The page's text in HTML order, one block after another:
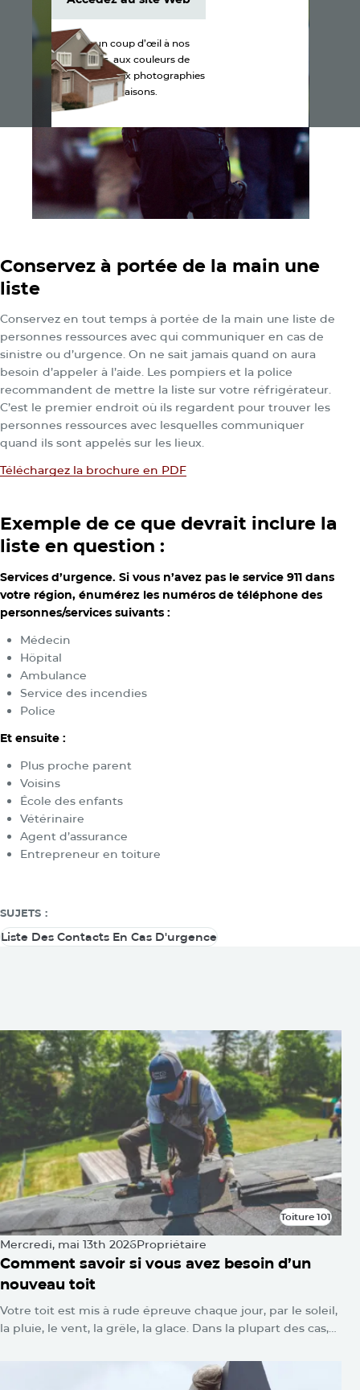
Conservez à portée de la main une
liste
Conservez en tout temps à portée de la main une liste de
personnes ressources avec qui communiquer en cas de
sinistre ou d’urgence. On ne sait jamais quand on aura
besoin d’appeler à l’aide. Les pompiers et la police
recommandent de mettre la liste sur votre réfrigérateur.
C’est le premier endroit où ils regardent pour trouver les
personnes ressources avec lesquelles communiquer
quand ils sont appelés sur les lieux.
Téléchargez la brochure en PDF
Exemple de ce que devrait inclure la
liste en question :
Services d’urgence. Si vous n’avez pas le service 911 dans
votre région, énumérez les numéros de téléphone des
personnes/services suivants :
Médecin
Hôpital
Ambulance
Service des incendies
Police
Et ensuite :
Plus proche parent
Voisins
École des enfants
Vétérinaire
Agent d’assurance
Entrepreneur en toiture
SUJETS :
Liste Des Contacts En Cas D'urgence
Toiture 101
Toiture 101
Mercredi, mai 13th 2026Propriétaire
Comment savoir si vous avez besoin d’un
nouveau toit
Votre toit est mis à rude épreuve chaque jour, par le soleil,
la pluie, le vent, la grêle, la glace. Dans la plupart des cas,
Aucun voyant d’avertissement ne clignote. Les dommages
s’accumulent silencieusement jusqu’au jour où l’on se
Accédez au site Web
Jetez un coup d’œil à nos
produits, aux couleurs de
bardeaux et aux photographies
de maisons.